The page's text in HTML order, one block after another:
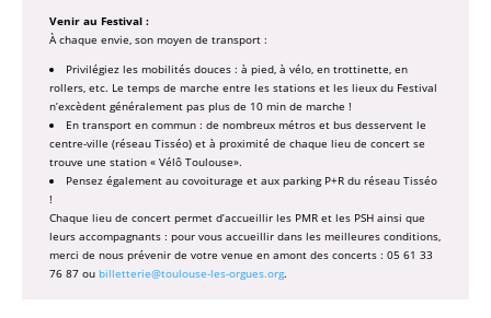
Venir au Festival :
À chaque envie, son moyen de transport :
Privilégiez les mobilités douces : à pied, à vélo, en trottinette, en
rollers, etc. Le temps de marche entre les stations et les lieux du Festival
n’excèdent généralement pas plus de 10 min de marche !
En transport en commun : de nombreux métros et bus desservent le
centre-ville (réseau Tisséo) et à proximité de chaque lieu de concert se
trouve une station « Vélô Toulouse».
Pensez également au covoiturage et aux parking P+R du réseau Tisséo
!
Chaque lieu de concert permet d’accueillir les PMR et les PSH ainsi que
leurs accompagnants : pour vous accueillir dans les meilleures conditions,
merci de nous prévenir de votre venue en amont des concerts : 05 61 33
76 87 ou billetterie@toulouse-les-orgues.org.